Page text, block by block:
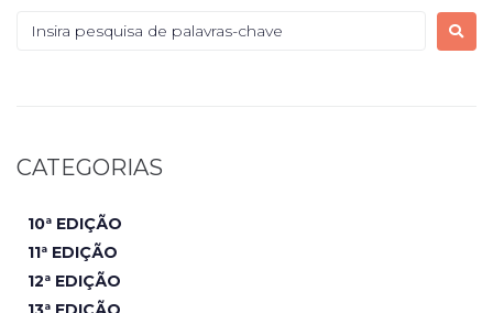
CATEGORIAS
10ª EDIÇÃO
11ª EDIÇÃO
12ª EDIÇÃO